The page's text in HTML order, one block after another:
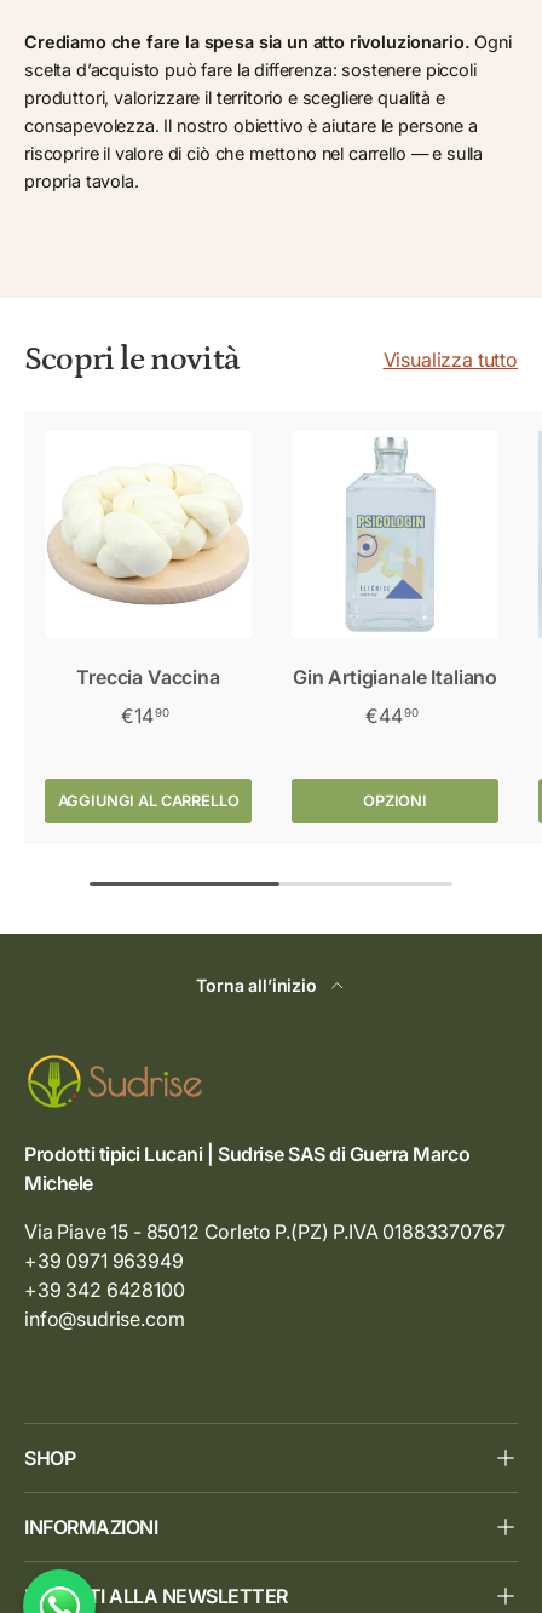
Crediamo che fare la spesa sia un atto rivoluzionario.Ogni
scelta d’acquisto può fare la differenza: sostenere piccoli
produttori, valorizzare il territorio e scegliere qualità e
consapevolezza. Il nostro obiettivo è aiutare le persone a
riscoprire il valore di ciò che mettono nel carrello — e sulla
propria tavola.
Scopri le novità Visualizza tutto
Treccia Vaccina
€1490
AGGIUNGI AL CARRELLO
Gin Artigianale Italiano
€4490
OPZIONI
Torna all’inizio
Prodotti tipici Lucani | Sudrise SAS di Guerra Marco
Michele
Via Piave 15 - 85012 Corleto P.(PZ) P.IVA 01883370767
+39 0971 963949
+39 342 6428100
info@sudrise.com
SHOP
INFORMAZIONI
ISCRIVITI ALLA NEWSLETTER